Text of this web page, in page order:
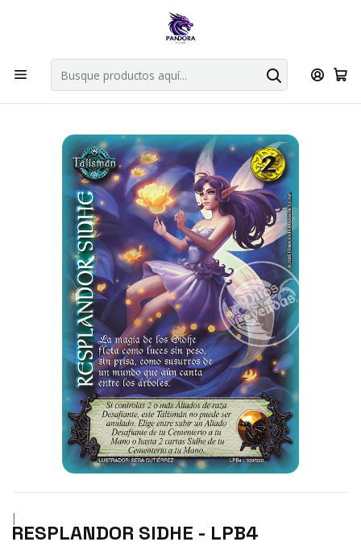
Por compras en cartas singles superiores a 49.990 el envio es
Explorar singles
Inicio Juegos de cartas TCG Mitos y Leyendas TCG
Singles Primer Bloque MYL Talisman
|
RESPLANDOR SIDHE - LPB4